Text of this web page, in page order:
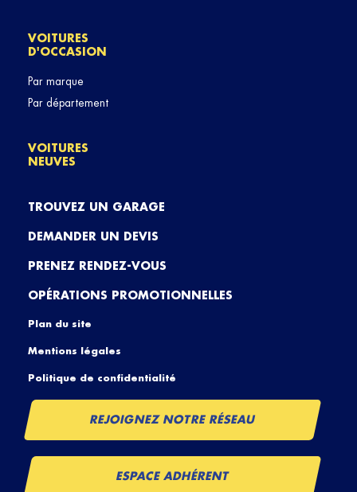
VOITURES
D'OCCASION
Par marque
Par département
VOITURES
NEUVES
TROUVEZ UN GARAGE
DEMANDER UN DEVIS
PRENEZ RENDEZ-VOUS
OPÉRATIONS PROMOTIONNELLES
Plan du site
Mentions légales
Politique de confidentialité
REJOIGNEZ NOTRE RÉSEAU
ESPACE ADHÉRENT